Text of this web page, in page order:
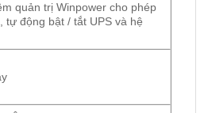
quản trị Winpower cho phép
tự động bật / tắt UPS và hệ